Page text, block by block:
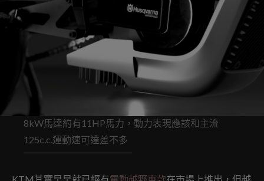
8kW馬達約有11HP馬力，動力表現應該和主流
125c.c.運動速可達差不多